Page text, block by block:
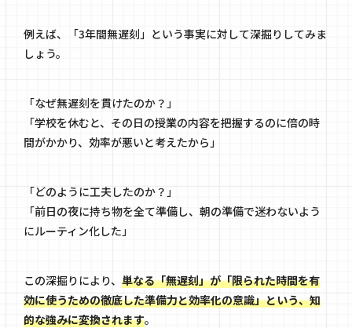
例えば、「3年間無遅刻」という事実に対して深掘りしてみま
しょう。
「なぜ無遅刻を貫けたのか？」
「学校を休むと、その日の授業の内容を把握するのに倍の時
間がかかり、効率が悪いと考えたから」
「どのように工夫したのか？」
「前日の夜に持ち物を全て準備し、朝の準備で迷わないよう
にルーティン化した」
この深掘りにより、 単なる「無遅刻」が「限られた時間を有
効に使うための徹底した準備力と効率化の意識」という、知
的な強みに変換されます。